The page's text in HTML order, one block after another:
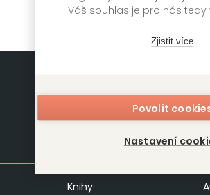
Váš souhlas je pro nás tedy
Zjistit více
Povolit
Nastavení
Mapa stránek
Knihy